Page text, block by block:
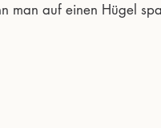
man auf einen Hügel